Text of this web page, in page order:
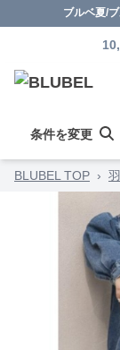
ブルベ夏/
条件を変更
BLUBEL TOP ›